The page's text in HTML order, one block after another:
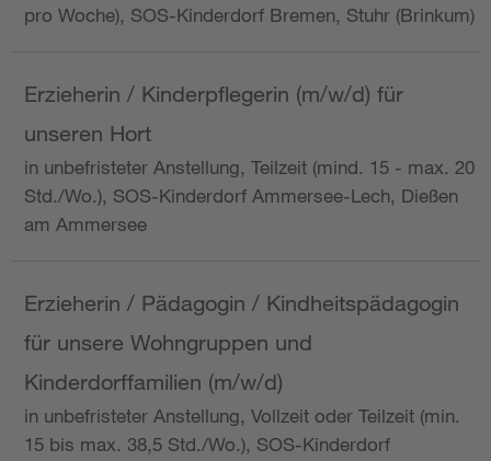
pro Woche), SOS-Kinderdorf Bremen, Stuhr (Brinkum)
Erzieherin / Kinderpflegerin (m/w/d) für
unseren Hort
in unbefristeter Anstellung, Teilzeit (mind. 15 - max. 20
Std./Wo.), SOS-Kinderdorf Ammersee-Lech, Dießen
am Ammersee
Erzieherin / Pädagogin / Kindheitspädagogin
für unsere Wohngruppen und
Kinderdorffamilien (m/w/d)
in unbefristeter Anstellung, Vollzeit oder Teilzeit (min.
15 bis max. 38,5 Std./Wo.), SOS-Kinderdorf